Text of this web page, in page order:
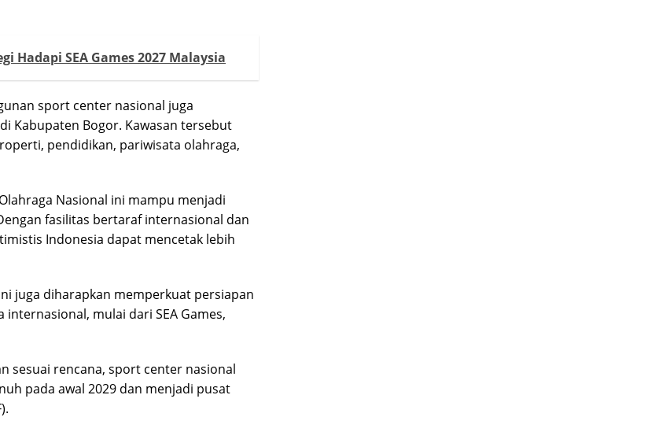
Hadapi SEA Games 2027 Malaysia
sport center nasional juga
Kabupaten Bogor. Kawasan tersebut
pendidikan, pariwisata olahraga,
Nasional ini mampu menjadi
fasilitas bertaraf internasional dan
Indonesia dapat mencetak lebih
juga diharapkan memperkuat persiapan
mulai dari SEA Games,
sesuai rencana, sport center nasional
pada awal 2029 dan menjadi pusat